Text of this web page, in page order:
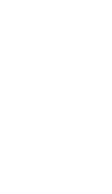
terén?